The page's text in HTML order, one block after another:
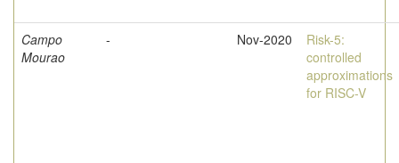
Campo
Mourao
- Nov-2020
Risk-5:
controlled
approximations
for RISC-V